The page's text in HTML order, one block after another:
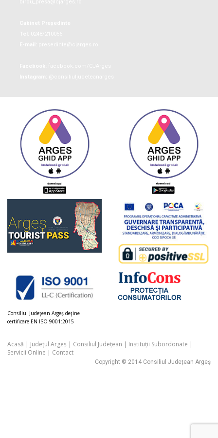
Consiliul Judeţean Argeș deţine
certificare EN ISO 9001:2015
Acasă | Județul Argeș | Consiliul Județean | Instituții Subordonate |
Servicii Online | Contact
Copyright © 2014 Consiliul Județean Argeș